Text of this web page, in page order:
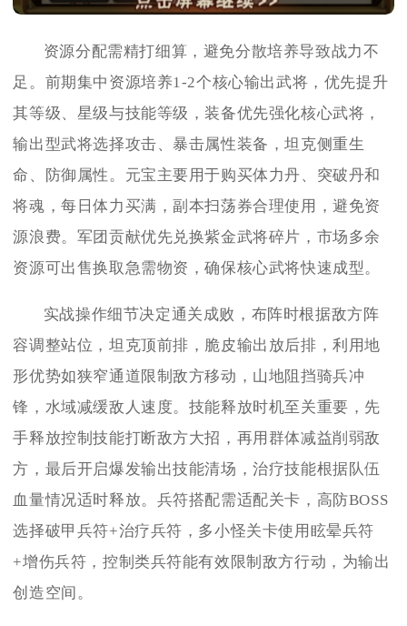
资源分配需精打细算，避免分散培养导致战力不
足。前期集中资源培养1-2个核心输出武将，优先提升
其等级、星级与技能等级，装备优先强化核心武将，
输出型武将选择攻击、暴击属性装备，坦克侧重生
命、防御属性。元宝主要用于购买体力丹、突破丹和
将魂，每日体力买满，副本扫荡券合理使用，避免资
源浪费。军团贡献优先兑换紫金武将碎片，市场多余
资源可出售换取急需物资，确保核心武将快速成型。
实战操作细节决定通关成败，布阵时根据敌方阵
容调整站位，坦克顶前排，脆皮输出放后排，利用地
形优势如狭窄通道限制敌方移动，山地阻挡骑兵冲
锋，水域减缓敌人速度。技能释放时机至关重要，先
手释放控制技能打断敌方大招，再用群体减益削弱敌
方，最后开启爆发输出技能清场，治疗技能根据队伍
血量情况适时释放。兵符搭配需适配关卡，高防BOSS
选择破甲兵符+治疗兵符，多小怪关卡使用眩晕兵符
+增伤兵符，控制类兵符能有效限制敌方行动，为输出
创造空间。